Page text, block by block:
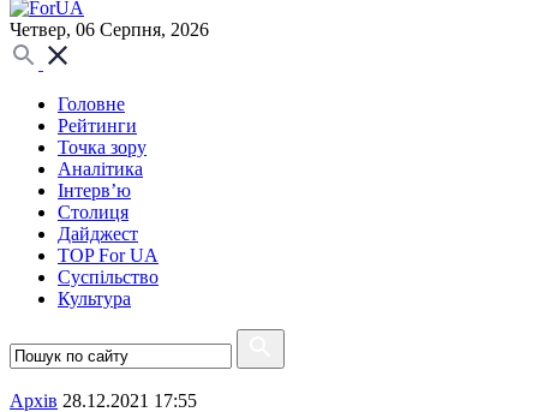
Четвер, 06 Серпня, 2026
Головне
Рейтинги
Точка зору
Аналітика
Інтерв’ю
Столиця
Дайджест
TOP For UA
Суспiльство
Культура
Архiв 28.12.2021 17:55